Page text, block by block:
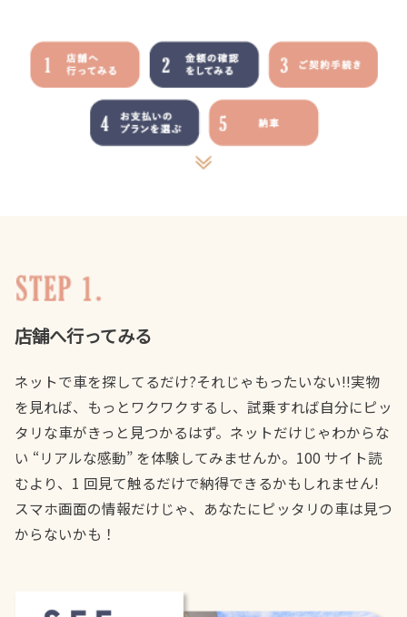
店舗へ行ってみる
ネットで車を探してるだけ?それじゃもったいない!!実物
を見れば、もっとワクワクするし、試乗すれば自分にピッ
タリな車がきっと見つかるはず。ネットだけじゃわからな
い “リアルな感動” を体験してみませんか。100 サイト読
むより、1 回見て触るだけで納得できるかもしれません!
スマホ画面の情報だけじゃ、あなたにピッタリの車は見つ
からないかも！